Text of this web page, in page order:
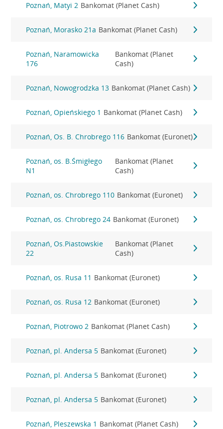
Poznań, Matyi 2 Bankomat (Planet Cash)
Poznań, Morasko 21a Bankomat (Planet Cash)
Poznań, Naramowicka
176
Bankomat (Planet
Cash)
Poznań, Nowogrodzka 13 Bankomat (Planet Cash)
Poznań, Opieńskiego 1 Bankomat (Planet Cash)
Poznań, Os. B. Chrobrego 116 Bankomat (Euronet)
Poznań, os. B.Śmigłego
N1
Bankomat (Planet
Cash)
Poznań, os. Chrobrego 110 Bankomat (Euronet)
Poznań, os. Chrobrego 24 Bankomat (Euronet)
Poznań, Os.Piastowskie
22
Bankomat (Planet
Cash)
Poznań, os. Rusa 11 Bankomat (Euronet)
Poznań, os. Rusa 12 Bankomat (Euronet)
Poznań, Piotrowo 2 Bankomat (Planet Cash)
Poznań, pl. Andersa 5 Bankomat (Euronet)
Poznań, pl. Andersa 5 Bankomat (Euronet)
Poznań, pl. Andersa 5 Bankomat (Euronet)
Poznań, Pleszewska 1 Bankomat (Planet Cash)